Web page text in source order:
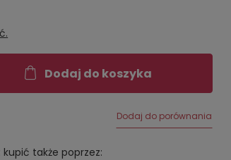
Dodaj do koszyka
Dodaj do porównania
kupić także poprzez: